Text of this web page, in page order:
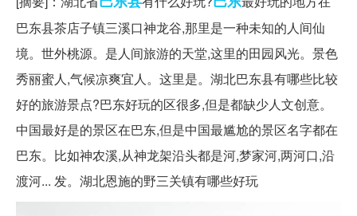
巴东县茶店子镇三溪口神龙谷,那里是一种未知的人间仙
境。世外桃源。是人间旅游的天堂,这里的田园风光。景色
秀丽蜜人,气候凉爽宜人。这里是。湖北巴东县有哪些比较
好的旅游景点?巴东好玩的区很多,但是都缺少人文创意。
中国最好是的景区在巴东,但是中国最尴尬的景区名字都在
巴东。比如神农溪,从神龙架沿头都是河,梦家河,两河口,沿
渡河... 发。湖北恩施的野三关镇有哪些好玩